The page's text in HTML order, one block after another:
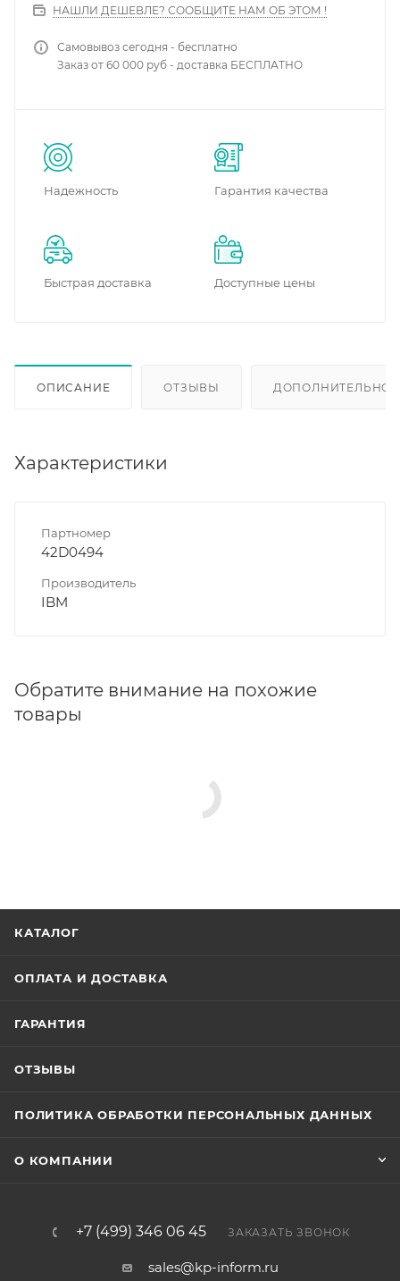
НАШЛИ ДЕШЕВЛЕ? СООБЩИТЕ НАМ ОБ ЭТОМ !
Самовывоз сегодня - бесплатно
Заказ от 60 000 руб - доставка БЕСПЛАТНО
Надежность Гарантия качества
Быстрая доставка Доступные цены
ОПИСАНИЕ ОТЗЫВЫ ДОПОЛНИТЕЛЬНО
Характеристики
Партномер
42D0494
Производитель
IBM
Обратите внимание на похожие
товары
КАТАЛОГ
ОПЛАТА И ДОСТАВКА
ГАРАНТИЯ
ОТЗЫВЫ
ПОЛИТИКА ОБРАБОТКИ ПЕРСОНАЛЬНЫХ ДАННЫХ
О КОМПАНИИ
+7 (499) 346 06 45 ЗАКАЗАТЬ ЗВОНОК
sales@kp-inform.ru